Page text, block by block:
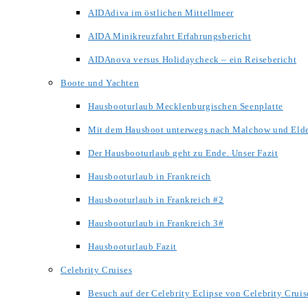
AIDAdiva im östlichen Mittellmeer
AIDA Minikreuzfahrt Erfahrungsbericht
AIDAnova versus Holidaycheck – ein Reisebericht
Boote und Yachten
Hausbooturlaub Mecklenburgischen Seenplatte
Mit dem Hausboot unterwegs nach Malchow und
Der Hausbooturlaub geht zu Ende. Unser Fazit
Hausbooturlaub in Frankreich
Hausbooturlaub in Frankreich #2
Hausbooturlaub in Frankreich 3#
Hausbooturlaub Fazit
Celebrity Cruises
Besuch auf der Celebrity Eclipse von Celebrity